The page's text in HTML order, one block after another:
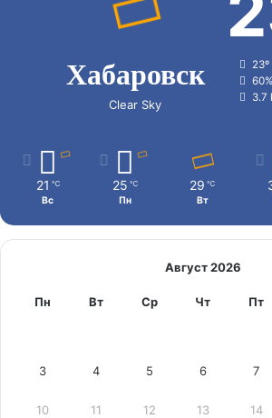
Хабаровск
Clear Sky
23º
60%
3.7
21 ℃
Вс
25 ℃
Пн
29 ℃
Вт
Август 2026
Пн Вт Ср Чт Пт
3 4 5 6 7
10 11 12 13 14